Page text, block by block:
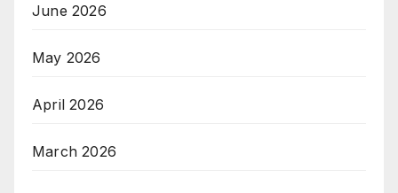
June 2026
May 2026
April 2026
March 2026